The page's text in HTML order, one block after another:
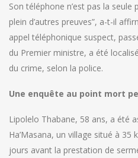
Son téléphone n’est pas la seule
plein d’autres preuves”, a-t-il
appel téléphonique suspect,
du Premier ministre, a été
du crime, selon la police.
Une enquête au point mort
Lipolelo Thabane, 58 ans, a été
Ha’Masana, un village situé à
jours avant la prestation de